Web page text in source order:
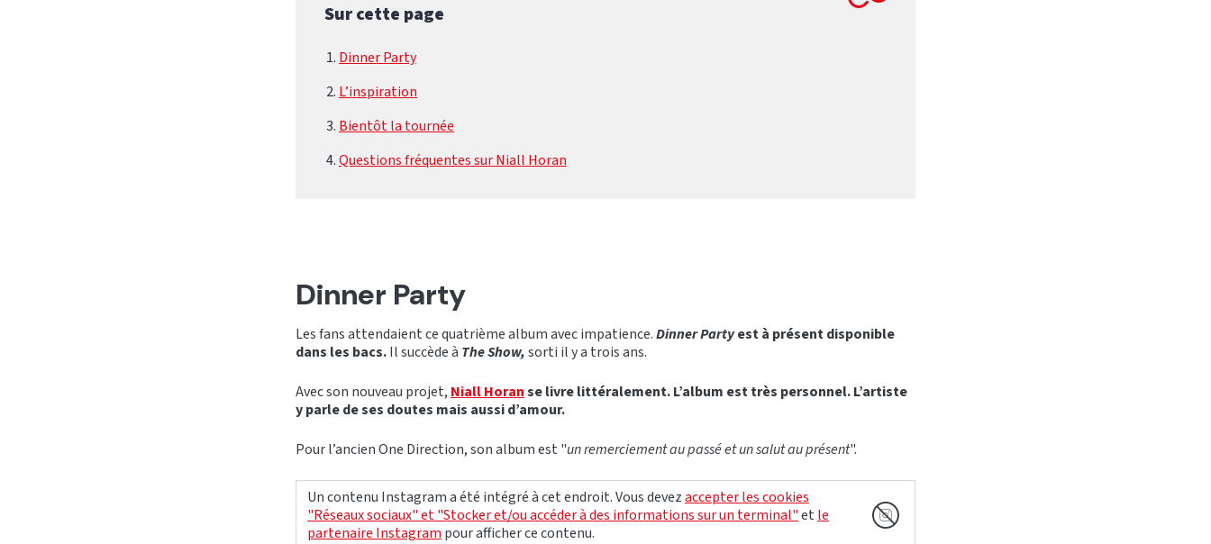
Sur cette page
Dinner Party
L’inspiration
Bientôt la tournée
Questions fréquentes sur Niall Horan
Dinner Party
Les fans attendaient ce quatrième album avec impatience.Dinner Partyest à présent disponible
dans les bacs.Il succède à The Show,sorti il y a trois ans.
Avec son nouveau projet, Niall Horanse livre littéralement. L’album est très personnel. L’artiste
y parle de ses doutes mais aussi d’amour.
Pour l’ancien One Direction, son album est "un remerciement au passé et un salut au présent".
Un contenu Instagram a été intégré à cet endroit. Vous devezaccepter les cookies
"Réseaux sociaux" et "Stocker et/ou accéder à des informations sur un terminal"et le
partenaire Instagram pour afficher ce contenu.